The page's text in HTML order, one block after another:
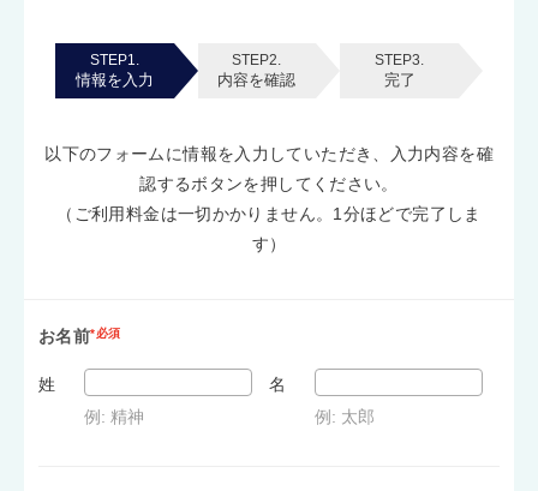
STEP1.
情報を入力
STEP2.
内容を確認
STEP3.
完了
以下のフォームに情報を入力していただき、入力内容を確
認するボタンを押してください。
（ご利用料金は一切かかりません。1分ほどで完了しま
す）
お名前*必須
姓
例: 精神
名
例: 太郎